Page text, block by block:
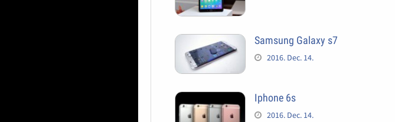
Samsung Galaxy s7
2016. Dec. 14.
Iphone 6s
2016. Dec. 14.